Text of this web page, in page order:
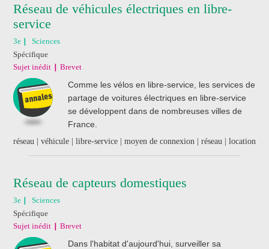
Réseau de véhicules électriques en libre-
service
3e
Sciences
Spécifique
Sujet inédit
Brevet
Comme les vélos en libre-service, les services de
partage de voitures électriques en libre-service
se développent dans de nombreuses villes de
France.
réseau | véhicule | libre-service | moyen de connexion | réseau | location
Réseau de capteurs domestiques
3e
Sciences
Spécifique
Sujet inédit
Brevet
Dans l'habitat d'aujourd'hui, surveiller sa